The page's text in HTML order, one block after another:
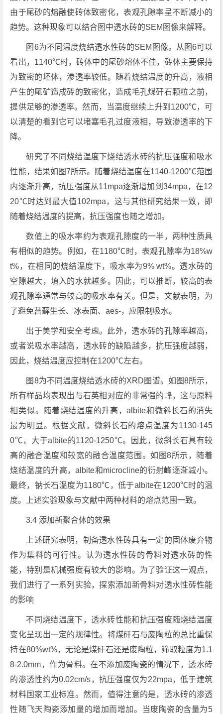
由于尾砂的熔融使砖体致密化，表观孔隙率呈不断减小的
趋势。这种现象可以结合图中透水砖的SEM图像来解释。
图6为不同温度烧结透水性砖的SEM图像。从图6可以
看出，1140℃时，砖体中的尾砂熔体不佳，砖体主要保持
为致密的坯体，渗透率较低。随着烧结温度的升高，液相
产生的尾矿造成砖的致密化，造成毛孔煤矸石颗粒之前，
提供足够的渗透率。然而，当温度继续上升到1200℃，可
以清楚的看到它可以堵塞毛孔过度液相，导致渗透率的下
降。
研究了不同烧结温度下烧结透水砖的抗压强度和吸水
性能，结果如图7所示。随着烧结温度在1140-1200℃范围
内逐渐升高，抗压强度从11mpa逐渐增加到34mpa，在12
20℃时达到最大值102mpa，这与其他研究结果一致，即
随着烧结温度的提高，抗压强度也随之增加。
数值上的吸水率约为表观孔隙度的一半，两种性质具
有相似的趋势。例如，在1180℃时，表观孔隙率为18%w
t%，在相同的烧结温度下，吸水率为9% wt%。透水砖的
空隙越大，填入的水就越多。因此，可以推断，较高的表
观孔隙率通常与较高的吸水率有关。但是，文献表明，为
了避免苔藓生长、冰表面、aes-，应限制吸水。
出于美学和安全考虑。此外，透水砖的孔隙率越高，
或者说吸水率越高，透水砖的缺陷越多，抗压强度越弱，
因此，烧结温度应控制在1200℃左右。
图8为不同温度烧结透水砖的XRD图谱。如图8所示，
所有样品均表现出与石英相对应的非常强的峰，这与原料
相类似。随着烧结温度的升高，albite和微斜长石的消失
最为明显。根据文献，微斜长石的熔点温度为1130-145
0℃，大于albite的1120-1250℃。因此，微斜长石具有较
高的融合温度和较宽的融合温度范围。如图8所示，随着
烧结温度的升高，albite和microcline的衍射峰逐渐减小。
最终，钠长石温度为1180℃，低于albite在1200℃时的温
度。上述实验现象与文献中两种材料的熔点范围一致。
3.4 添加新聚合体的效果
上述研究表明，制备透水性砖具有一定的固体废弃物
作为集料的可行性。认为透水性砖的骨料对透水砖的性
能，特别是机械强度有较大的影响。为了验证这一观点，
我们进行了一系列实验，探索添加新骨料对透水性砖性能
的影响
不同烧结温度下，透水砖性能和抗压强度随烧结温度
变化呈现出一定的规律性。将煤矸石与废陶粒的总比重保
持在80%wt%，无论是煤矸石还是废陶粒，筛取粒度为1.1
8-2.0mm，作为骨料。在不添加废陶瓷的情况下，透水砖
的渗透性约为0.02cm/s，抗压强度仅为22mpa，低于建筑
材料国家工业标准。然而，值得注意的是，透水砖的渗透
性随飞天陶瓷添加量的增加而增加。当废陶瓷的含量为5